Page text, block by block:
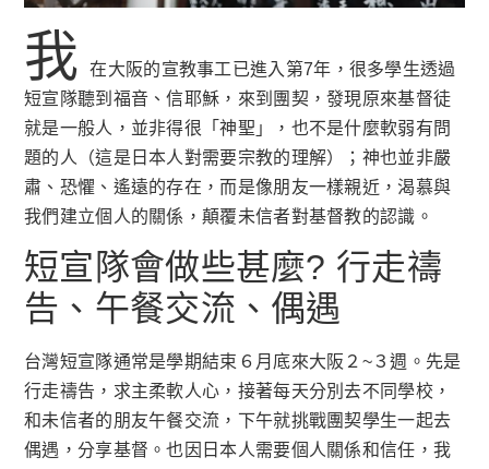
我
在大阪的宣教事工已進入第7年，很多學生透過
短宣隊聽到福音、信耶穌，來到團契，發現原來基督徒
就是一般人，並非得很「神聖」，也不是什麼軟弱有問
題的人（這是日本人對需要宗教的理解）；神也並非嚴
肅、恐懼、遙遠的存在，而是像朋友一樣親近，渴慕與
我們建立個人的關係，顛覆未信者對基督教的認識。
短宣隊會做些甚麼? 行走禱
告、午餐交流、偶遇
台灣短宣隊通常是學期結束６月底來大阪２~３週。先是
行走禱告，求主柔軟人心，接著每天分別去不同學校，
和未信者的朋友午餐交流，下午就挑戰團契學生一起去
偶遇，分享基督。也因日本人需要個人關係和信任，我